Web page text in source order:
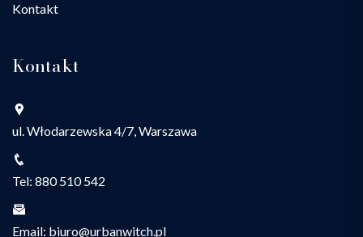
Kontakt
Kontakt
ul. Włodarzewska 4/7, Warszawa
Tel: 880 510 542
Email: biuro@urbanwitch.pl